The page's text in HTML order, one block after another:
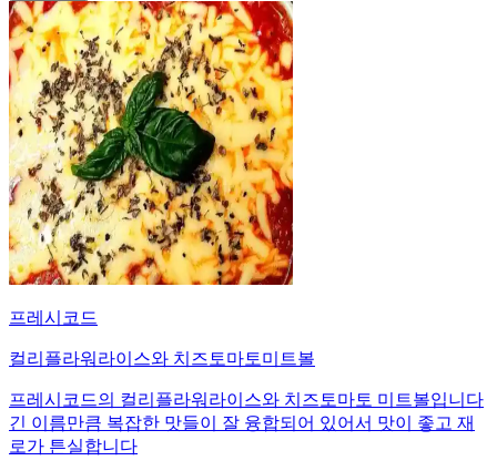
프레시코드
컬리플라워라이스와 치즈토마토미트볼
프레시코드의 컬리플라워라이스와 치즈토마토 미트볼입니다
긴 이름만큼 복잡한 맛들이 잘 융합되어 있어서 맛이 좋고 재
로가 튼실합니다